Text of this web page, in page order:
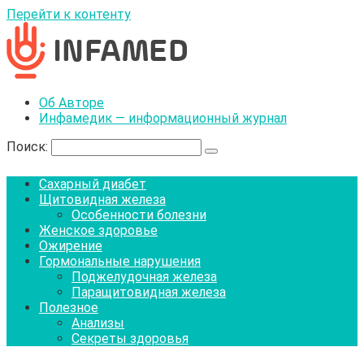
Перейти к контенту
Об Авторе
Инфамедик — информационный журнал
Поиск:
Сахарный диабет
Щитовидная железа
Особенности болезни
Женское здоровье
Ожирение
Гормональные нарушения
Поджелудочная железа
Паращитовидная железа
Полезное
Анализы
Секреты здоровья